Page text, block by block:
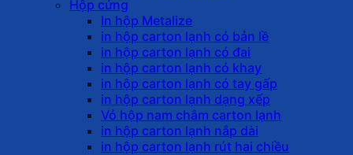
Hộp cứng
In hộp Metalize
in hộp carton lạnh có bản lề
in hộp carton lạnh có đai
in hộp carton lạnh có khay
in hộp carton lạnh có tay gấp
in hộp carton lạnh dạng xếp
Vỏ hộp nam châm carton lạnh
in hộp carton lạnh nắp dài
in hộp carton lạnh rút hai chiều